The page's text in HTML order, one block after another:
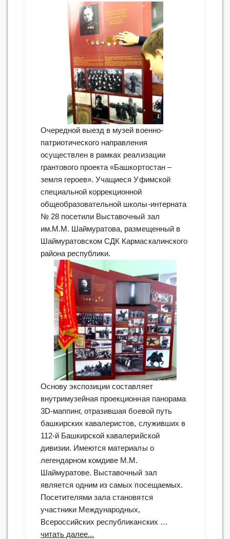
Очередной выезд в музей военно-
патриотического направления
осуществлен в рамках реализации
грантового проекта «Башкортостан –
земля героев». Учащиеся Уфимской
специальной коррекционной
общеобразовательной школы-интерната
№ 28 посетили Выставочный зал
им.М.М. Шаймуратова, размещенный в
Шаймуратовском СДК Кармаскалинского
района республики.
Основу экспозиции составляет
внутримузейная проекционная панорама
3D-маппинг, отразившая боевой путь
башкирских кавалеристов, служивших в
112-й Башкирской кавалерийской
дивизии. Имеются материалы о
легендарном комдиве М.М.
Шаймуратове. Выставочный зал
является одним из самых посещаемых.
Посетителями зала становятся
участники Международных,
Всероссийских республиканских …
читать далее...